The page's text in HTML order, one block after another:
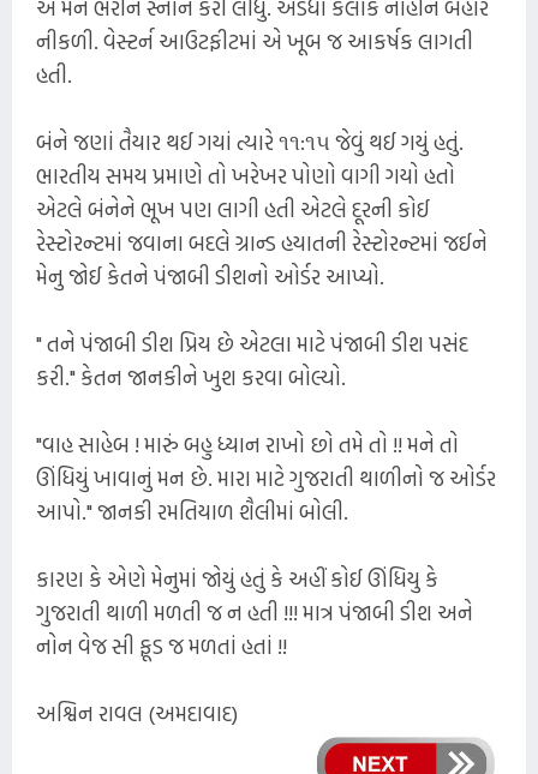
એ મન ભરીને સ્નાન કરી લીધું. અડધા કલાકે નાહીને બહાર
નીકળી. વેસ્ટર્ન આઉટફીટમાં એ ખૂબ જ આકર્ષક લાગતી
હતી.
બંને જણાં તૈયાર થઈ ગયાં ત્યારે ૧૧:૧૫ જેવું થઈ ગયું હતું.
ભારતીય સમય પ્રમાણે તો ખરેખર પોણો વાગી ગયો હતો
એટલે બંનેને ભૂખ પણ લાગી હતી એટલે દૂરની કોઈ
રેસ્ટોરન્ટમાં જવાના બદલે ગ્રાન્ડ હયાતની રેસ્ટોરન્ટમાં જઈને
મેનુ જોઈ કેતને પંજાબી ડીશનો ઓર્ડર આપ્યો.
" તને પંજાબી ડીશ પ્રિય છે એટલા માટે પંજાબી ડીશ પસંદ
કરી." કેતન જાનકીને ખુશ કરવા બોલ્યો.
"વાહ સાહેબ ! મારું બહુ ધ્યાન રાખો છો તમે તો !! મને તો
ઊંધિયું ખાવાનું મન છે. મારા માટે ગુજરાતી થાળીનો જ ઓર્ડર
આપો." જાનકી રમતિયાળ શૈલીમાં બોલી.
કારણ કે એણે મેનુમાં જોયું હતું કે અહીં કોઈ ઊંધિયુ કે
ગુજરાતી થાળી મળતી જ ન હતી !!! માત્ર પંજાબી ડીશ અને
નોન વેજ સી ફૂડ જ મળતાં હતાં !!
અશ્વિન રાવલ (અમદાવાદ)